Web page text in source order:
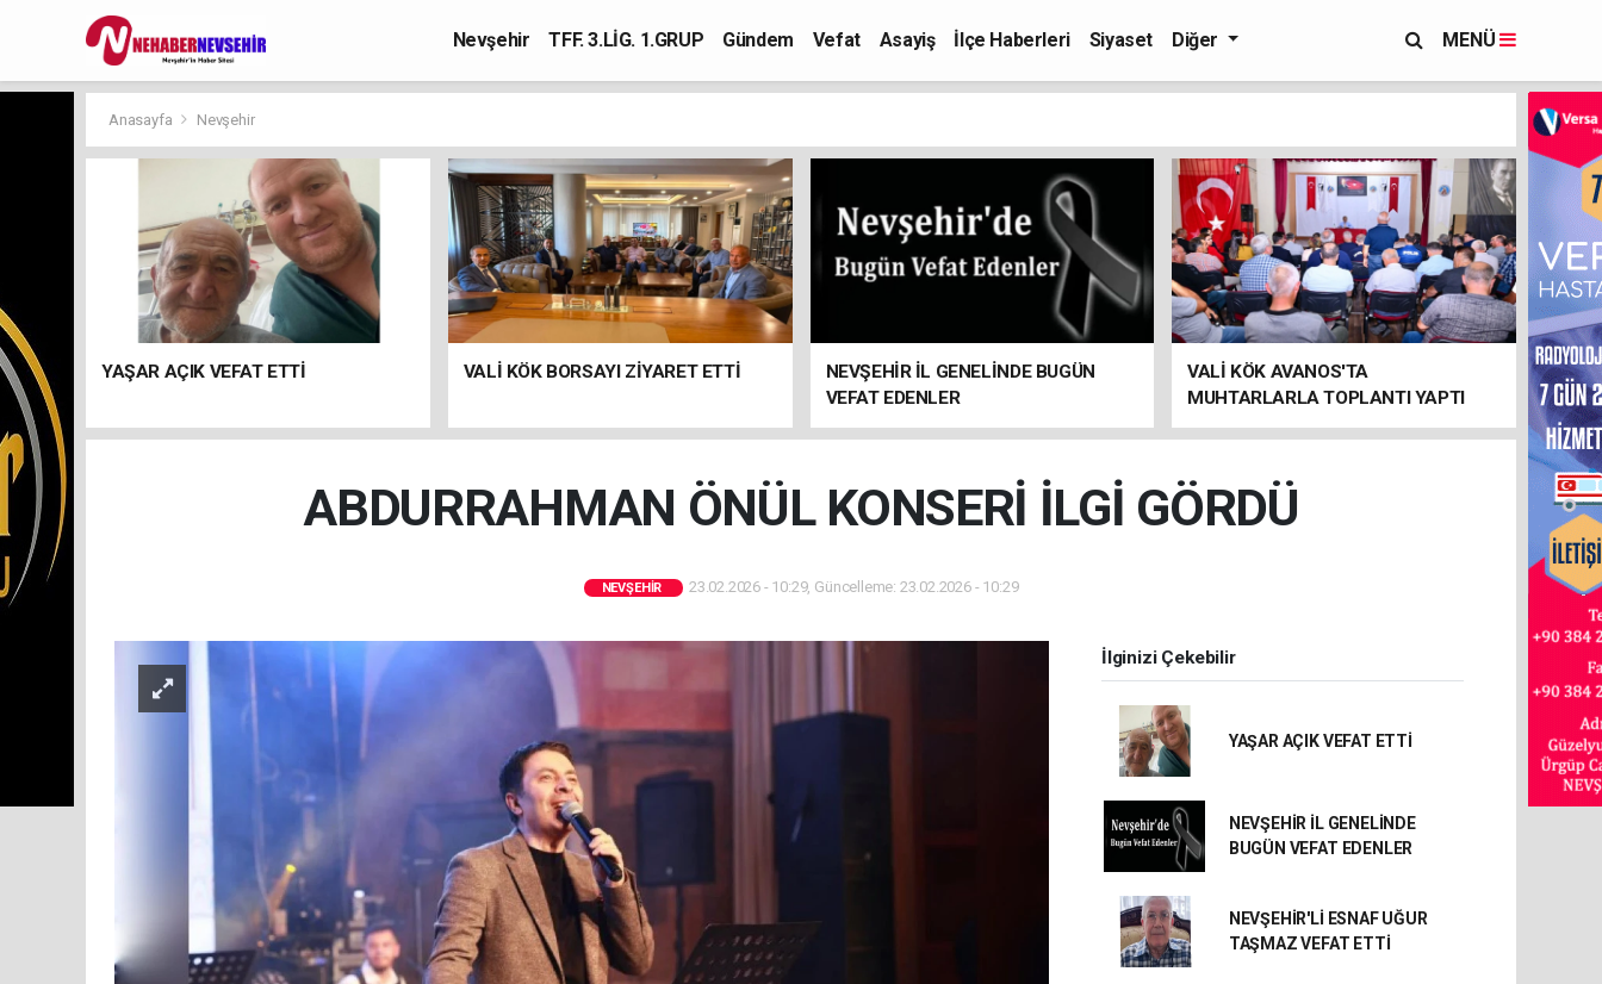
Nevşehir TFF. 3.LİG. 1.GRUP Gündem Vefat Asayiş İlçe Haberleri Siyaset Diğer MENÜ
Anasayfa Nevşehir
YAŞAR AÇIK VEFAT ETTİ VALİ KÖK BORSAYI ZİYARET ETTİ
NEVŞEHİR İL GENELİNDE BUGÜN
VEFAT EDENLER
VALİ KÖK AVANOS'TA
MUHTARLARLA TOPLANTI YAPTI
ABDURRAHMAN ÖNÜL KONSERİ İLGİ GÖRDÜ
NEVŞEHIR 23.02.2026 - 10:29, Güncelleme: 23.02.2026 - 10:29
İlginizi Çekebilir
YAŞAR AÇIK VEFAT ETTİ
NEVŞEHİR İL GENELİNDE
BUGÜN VEFAT EDENLER
NEVŞEHİR'Lİ ESNAF UĞUR
TAŞMAZ VEFAT ETTİ